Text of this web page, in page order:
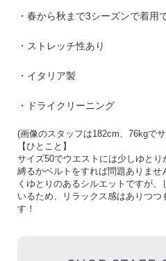
・春から秋まで3シーズンで着用
・ストレッチ性あり
・イタリア製
・ドライクリーニング
(画像のスタッフは182cm、 76kgで
【ひとこと】
サイズ50でウエストには少しゆと
縛るかベルトをすれば問題ありませ
くゆとりのあるシルエットですが
いるため、リラックス感はありつつ
す！